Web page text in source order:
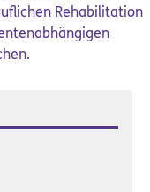
Rehabilitation